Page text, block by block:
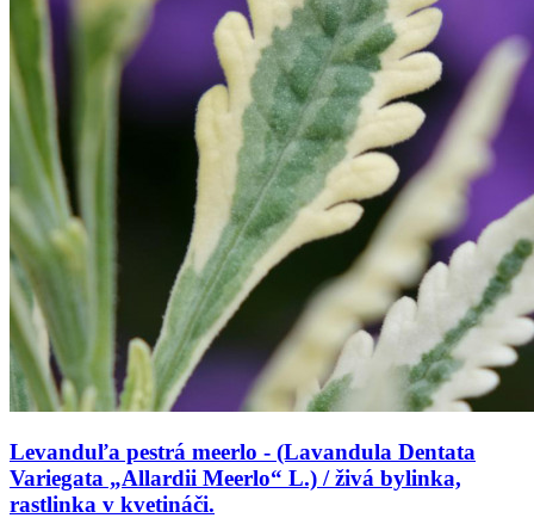
Levanduľa pestrá meerlo - (Lavandula Dentata
Variegata „Allardii Meerlo“ L.) / živá bylinka,
rastlinka v kvetináči.